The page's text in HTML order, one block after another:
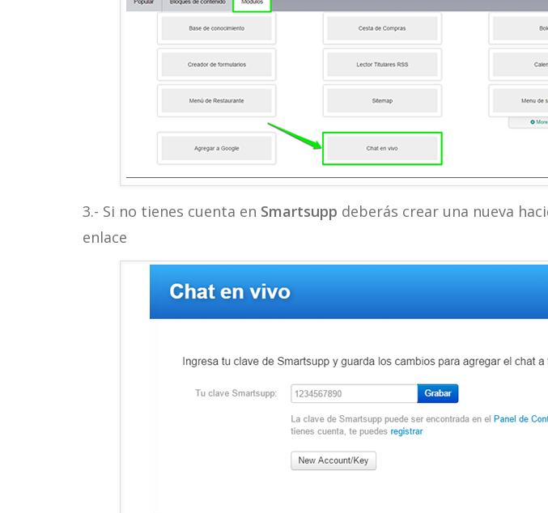
3.- Si no tienes cuenta en Smartsupp deberás crear una nueva
enlace